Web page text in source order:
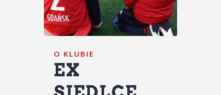
Kontakt
O KLUBIE
EX